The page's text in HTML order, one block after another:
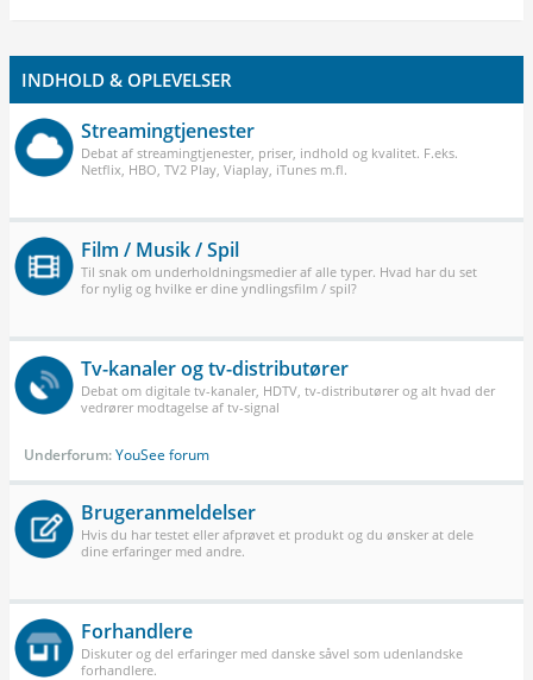
INDHOLD & OPLEVELSER
Streamingtjenester
Debat af streamingtjenester, priser, indhold og kvalitet. F.eks.
Netflix, HBO, TV2 Play, Viaplay, iTunes m.fl.
Film / Musik / Spil
Til snak om underholdningsmedier af alle typer. Hvad har du set
for nylig og hvilke er dine yndlingsfilm / spil?
Tv-kanaler og tv-distributører
Debat om digitale tv-kanaler, HDTV, tv-distributører og alt hvad der
vedrører modtagelse af tv-signal
Underforum:YouSee forum
Brugeranmeldelser
Hvis du har testet eller afprøvet et produkt og du ønsker at dele
dine erfaringer med andre.
Forhandlere
Diskuter og del erfaringer med danske såvel som udenlandske
forhandlere.